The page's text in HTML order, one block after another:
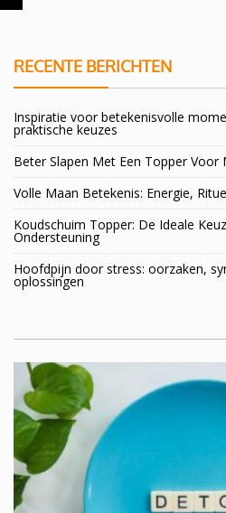
RECENTE BERICHTEN
Inspiratie voor betekenisvolle
praktische keuzes
Beter Slapen Met Een Topper
Volle Maan Betekenis: Energie,
Koudschuim Topper: De Ideale
Ondersteuning
Hoofdpijn door stress: oorzaken,
oplossingen